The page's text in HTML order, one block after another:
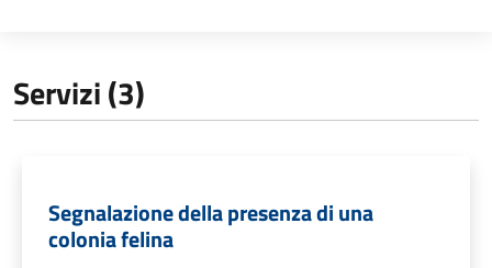
Servizi (3)
Segnalazione della presenza di una
colonia felina